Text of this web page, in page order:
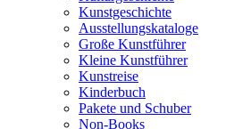
Kunstgeschichte
Ausstellungskataloge
Große Kunstführer
Kleine Kunstführer
Kunstreise
Kinderbuch
Pakete und Schuber
Non-Books